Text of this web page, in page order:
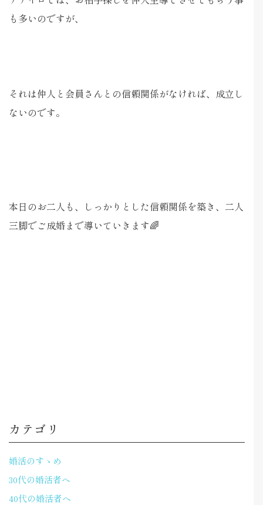
も多いのですが、
それは仲人と会員さんとの信頼関係がなければ、成立し
ないのです。
本日のお二人も、しっかりとした信頼関係を築き、二人
三脚でご成婚まで導いていきます🌈
カテゴリ
婚活のすゝめ
30代の婚活者へ
40代の婚活者へ